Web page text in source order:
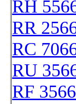
RH
RR
RC
RU
RF